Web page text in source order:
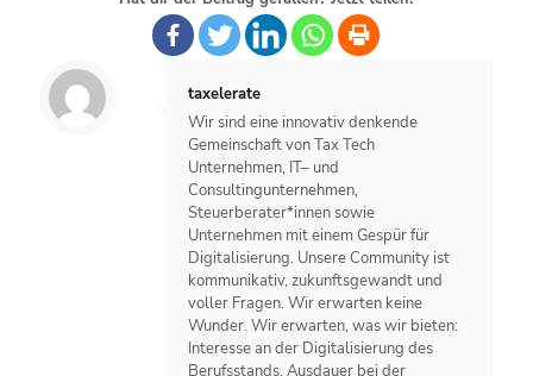
taxelerate
Wir sind eine innovativ denkende
Gemeinschaft von Tax Tech
Unternehmen, IT– und
Consultingunternehmen,
Steuerberater*innen sowie
Unternehmen mit einem Gespür für
Digitalisierung. Unsere Community ist
kommunikativ, zukunftsgewandt und
voller Fragen. Wir erwarten keine
Wunder. Wir erwarten, was wir bieten:
Interesse an der Digitalisierung des
Berufsstands, Ausdauer bei der